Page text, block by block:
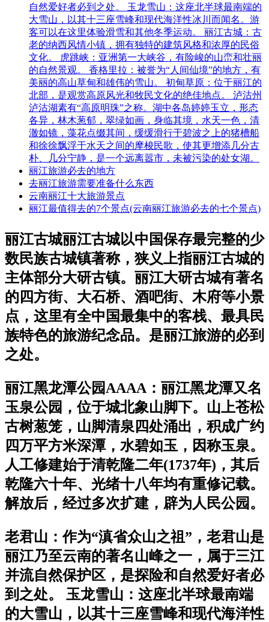
自然爱好者必到之处。 玉龙雪山：这座北半球最南端的
大雪山，以其十三座雪峰和现代海洋性冰川而闻名。游
客可以在这里体验滑雪和其他冬季运动。 丽江古城：古
老的纳西风情小镇，拥有独特的建筑风格和浓厚的民俗
文化。 虎跳峡：亚洲第一大峡谷，有险峻的山峦和壮丽
的自然景观。 香格里拉：被誉为“人间仙境”的地方，有
美丽的高山草甸和雄伟的雪山。 初甸草原：位于丽江的
北部，是观赏高原风光和牧民文化的绝佳地点。 泸沽州
泸沽湖素有“高原明珠”之称。湖中各岛婷婷玉立，形态
各异，林木葱郁，翠绿如画，身临其境，水天一色，清
澈如镜，藻花点缀其间，缓缓滑行于碧波之上的猪槽船
和徐徐飘浮于水天之间的摩梭民歌，使其更增添几分古
朴、几分宁静，是一个远离嚣市，未被污染的处女湖。
丽江旅游必去的地方
去丽江旅游需要准备什么东西
云南丽江十大旅游景点
丽江最值得去的7个景点(云南丽江旅游必去的七个景点)
丽江古城丽江古城以中国保存最完整的少
数民族古城镇著称，狭义上指丽江古城的
主体部分大研古镇。丽江大研古城有著名
的四方街、大石桥、酒吧街、木府等小景
点，这里有全中国最集中的客栈、最具民
族特色的旅游纪念品。是丽江旅游的必到
之处。
丽江黑龙潭公园AAAA：丽江黑龙潭又名
玉泉公园，位于城北象山脚下。山上苍松
古树葱笼，山脚清泉四处涌出，积成广约
四万平方米深潭，水碧如玉，因称玉泉。
人工修建始于清乾隆二年(1737年)，其后
乾隆六十年、光绪十八年均有重修记载。
解放后，经过多次扩建，辟为人民公园。
老君山：作为“滇省众山之祖”，老君山是
丽江乃至云南的著名山峰之一，属于三江
并流自然保护区，是探险和自然爱好者必
到之处。 玉龙雪山：这座北半球最南端
的大雪山，以其十三座雪峰和现代海洋性